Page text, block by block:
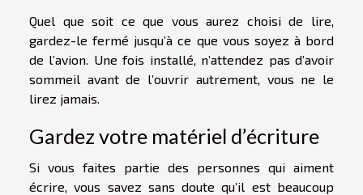
Quel que soit ce que vous aurez choisi de lire,
gardez-le fermé jusqu’à ce que vous soyez à bord
de l’avion. Une fois installé, n’attendez pas d’avoir
sommeil avant de l’ouvrir autrement, vous ne le
lirez jamais.
Gardez votre matériel d’écriture
Si vous faites partie des personnes qui aiment
écrire, vous savez sans doute qu’il est beaucoup